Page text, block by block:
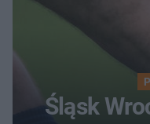
Śląsk